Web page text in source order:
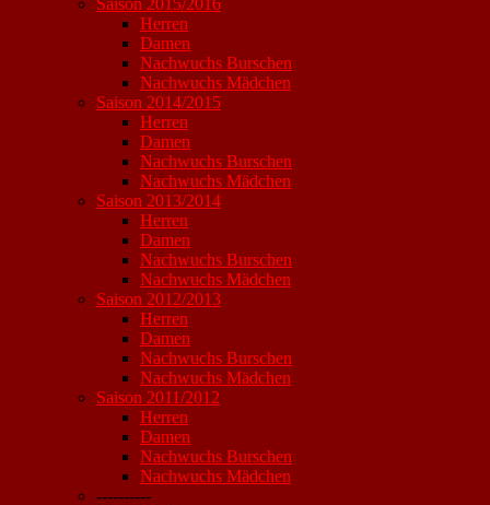
Saison 2015/2016
Herren
Damen
Nachwuchs Burschen
Nachwuchs Mädchen
Saison 2014/2015
Herren
Damen
Nachwuchs Burschen
Nachwuchs Mädchen
Saison 2013/2014
Herren
Damen
Nachwuchs Burschen
Nachwuchs Mädchen
Saison 2012/2013
Herren
Damen
Nachwuchs Burschen
Nachwuchs Mädchen
Saison 2011/2012
Herren
Damen
Nachwuchs Burschen
Nachwuchs Mädchen
----------